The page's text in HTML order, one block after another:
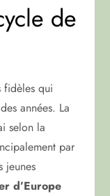
de
fidèles qui
années. La
selon la
par
jeunes
d’Europe